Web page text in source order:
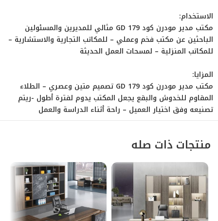
الاستخدام:
مكتب مدير مودرن كود GD 179 مثالي للمديرين والمسئولين
الباحثين عن مكتب فخم وعملي – للمكاتب التجارية والاستشارية –
للمكاتب المنزلية – لمسحات العمل الحديثة
المزايا:
مكتب مدير مودرن كود GD 179 تصميم متين وعصري – الطلاء
المقاوم للخدوش والبقع يجعل المكتب يدوم لفترة أطول -ريتم
تصنيعه وفق اختيار العميل – راحة أثناء الدراسة والعمل
منتجات ذات صله